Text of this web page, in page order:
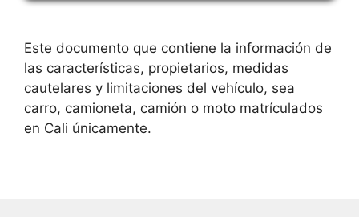
Este documento que contiene la información de
las características, propietarios, medidas
cautelares y limitaciones del vehículo, sea
carro, camioneta, camión o moto matrículados
en Cali únicamente.